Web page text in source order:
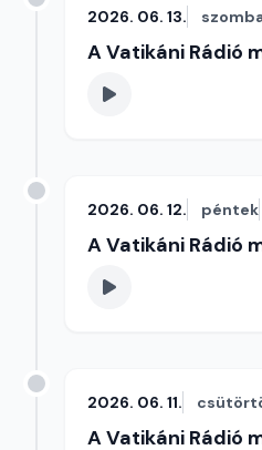
2026. 06. 13.
A Vatikáni Rádió
2026. 06. 12. péntek
A Vatikáni Rádió
2026. 06. 11.
A Vatikáni Rádió